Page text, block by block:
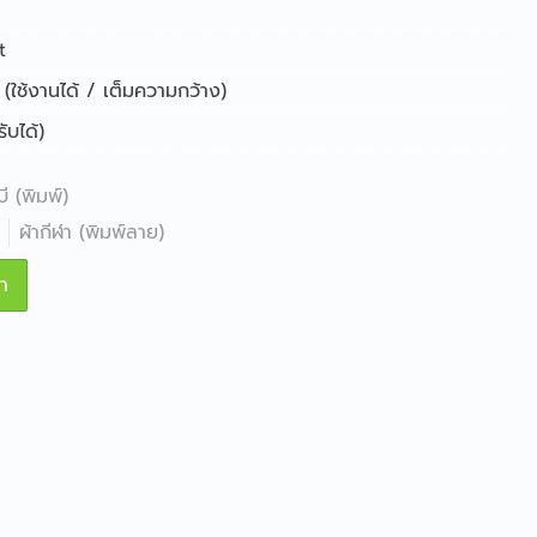
ช้งานได้ / เต็มความกว้าง)
บได้)
บี (พิมพ์)
ผ้ากีฬา (พิมพ์ลาย)